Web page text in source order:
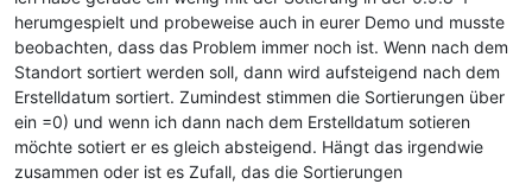
herumgespielt und probeweise auch in eurer Demo und musste
beobachten, dass das Problem immer noch ist. Wenn nach dem
Standort sortiert werden soll, dann wird aufsteigend nach dem
Erstelldatum sortiert. Zumindest stimmen die Sortierungen über
ein =0) und wenn ich dann nach dem Erstelldatum sotieren
möchte sotiert er es gleich absteigend. Hängt das irgendwie
zusammen oder ist es Zufall, das die Sortierungen